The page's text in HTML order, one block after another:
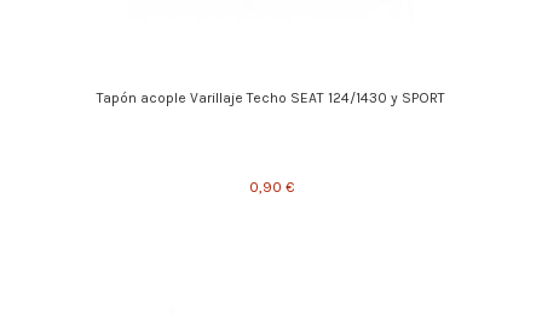
Tapón acople Varillaje Techo SEAT 124/1430 y SPORT
0,90 €